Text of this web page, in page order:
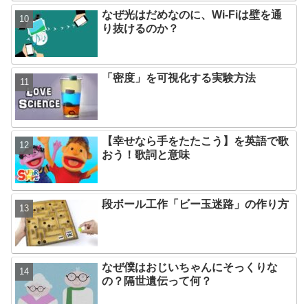
なぜ光はだめなのに、Wi-Fiは壁を通
り抜けるのか？
「密度」を可視化する実験方法
【幸せなら手をたたこう】を英語で歌
おう！歌詞と意味
段ボール工作「ビー玉迷路」の作り方
なぜ僕はおじいちゃんにそっくりな
の？隔世遺伝って何？